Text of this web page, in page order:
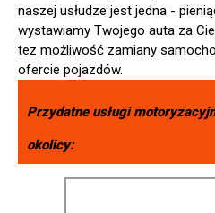
naszej usłudze jest jedna -
wystawiamy Twojego auta za
tez możliwość zamiany
ofercie pojazdów.
Przydatne usługi
okolicy: